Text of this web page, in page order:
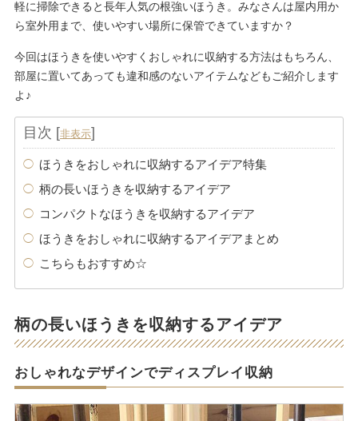
軽に掃除できると長年人気の根強いほうき。みなさんは屋内用か
ら室外用まで、使いやすい場所に保管できていますか？
今回はほうきを使いやすくおしゃれに収納する方法はもちろん、
部屋に置いてあっても違和感のないアイテムなどもご紹介します
よ♪
目次 [非表示]
ほうきをおしゃれに収納するアイデア特集
柄の長いほうきを収納するアイデア
コンパクトなほうきを収納するアイデア
ほうきをおしゃれに収納するアイデアまとめ
こちらもおすすめ☆
柄の長いほうきを収納するアイデア
おしゃれなデザインでディスプレイ収納